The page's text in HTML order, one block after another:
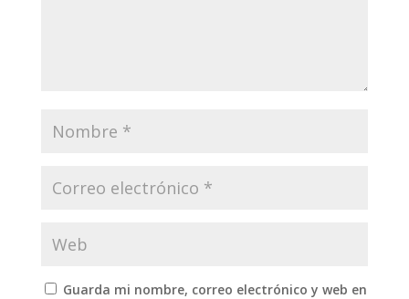
Guarda mi nombre, correo electrónico y web en